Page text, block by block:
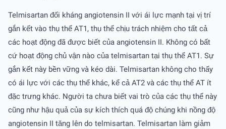
Telmisartan đối kháng angiotensin II với ái lực mạnh tại vị trí
gắn kết vào thụ thể AT1, thụ thể chịu trách nhiệm cho tất cả
các hoạt động đã được biết của angiotensin II. Không có bất
cứ hoạt động chủ vận nào của telmisartan tại thụ thể AT1. Sự
gắn kết này bền vững và kéo dài. Telmisartan không cho thấy
có ái lực với các thụ thể khác, kể cả AT2 và các thụ thể AT ít
đặc trưng khác. Người ta chưa biết vai trò của các thụ thể này
cũng như hậu quả của sự kích thích quá độ chúng khi nồng độ
angiotensin II tăng lên do telmisartan. Telmisartan làm giảm